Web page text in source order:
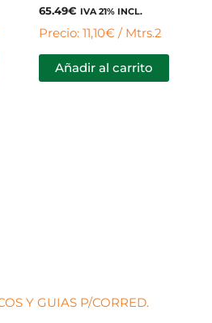
Y GUIAS P/CORRED.
65.49€ IVA 21% INCL.
Precio: 11,10€ / Mtrs.2
Añadir al carrito